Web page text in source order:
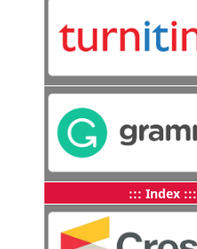
::: Index :::